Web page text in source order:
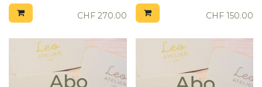
CHF 270.00 CHF 150.00